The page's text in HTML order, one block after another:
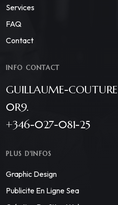
Services
FAQ
Contact
INFO CONTACT
GUILLAUME-
0R9.
+346-027-081-25
PLUS D'INFOS
Graphic Design
Publicite En Ligne Sea